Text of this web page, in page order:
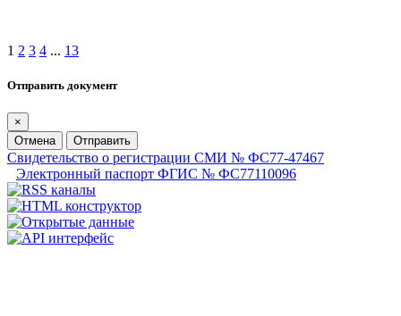
1 2 3 4 ... 13
Отправить документ
×
Отмена
Отправить
Свидетельство о регистрации СМИ № ФС77-47467
Электронный паспорт ФГИС № ФС77110096